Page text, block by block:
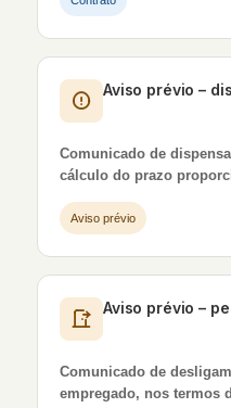
Aviso prévio –
Comunicado de
cálculo do prazo
Aviso prévio
Aviso prévio –
Comunicado de
empregado, nos termos